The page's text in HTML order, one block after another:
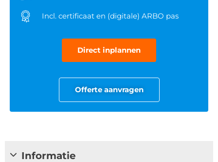
Incl. certificaat en (digitale) ARBO pas
Direct inplannen
Offerte aanvragen
Informatie